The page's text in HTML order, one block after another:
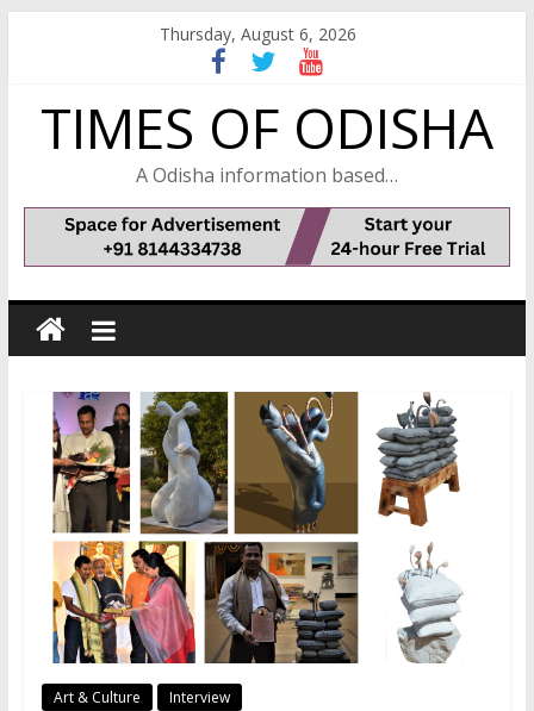
Thursday, August 6, 2026
TIMES OF ODISHA
A Odisha information based…
Art & Culture Interview